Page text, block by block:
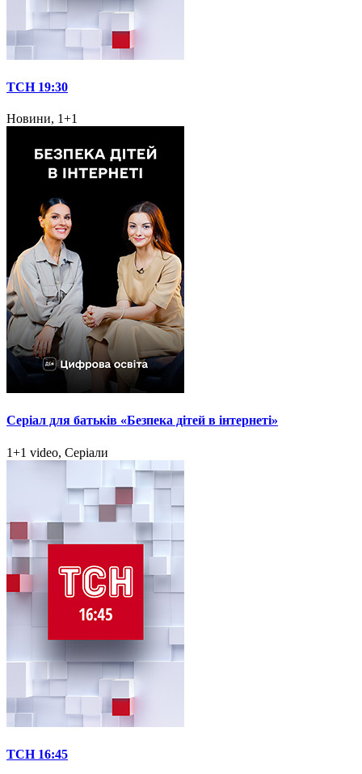
ТСН 19:30
Новини, 1+1
Серіал для батьків «Безпека дітей в інтернеті»
1+1 video, Серіали
ТСН 16:45